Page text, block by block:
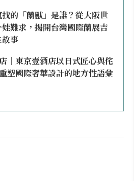
找的「蘭獸」是誰？從大阪世
難求，揭開台灣國際蘭展吉
事
｜東京壹酒店以日式匠心與侘
塑國際奢華設計的地方性語彙